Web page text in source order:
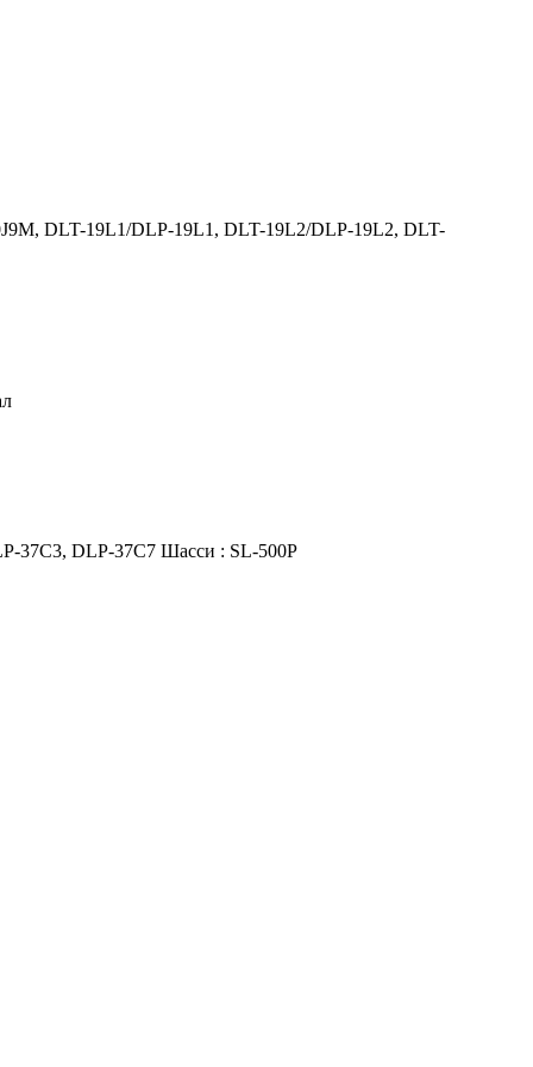
DLT-19L1/DLP-19L1, DLT-19L2/DLP-19L2, DLT-
37C3, DLP-37C7 Шасси : SL-500P